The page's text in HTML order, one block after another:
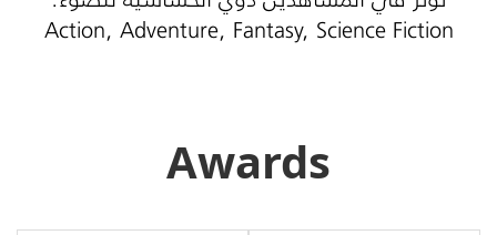
Action, Adventure, Fantasy, Science Fiction
Awards